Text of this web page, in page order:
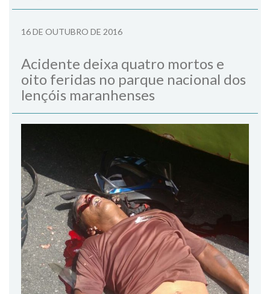
16 DE OUTUBRO DE 2016
Acidente deixa quatro mortos e
oito feridas no parque nacional dos
lençóis maranhenses